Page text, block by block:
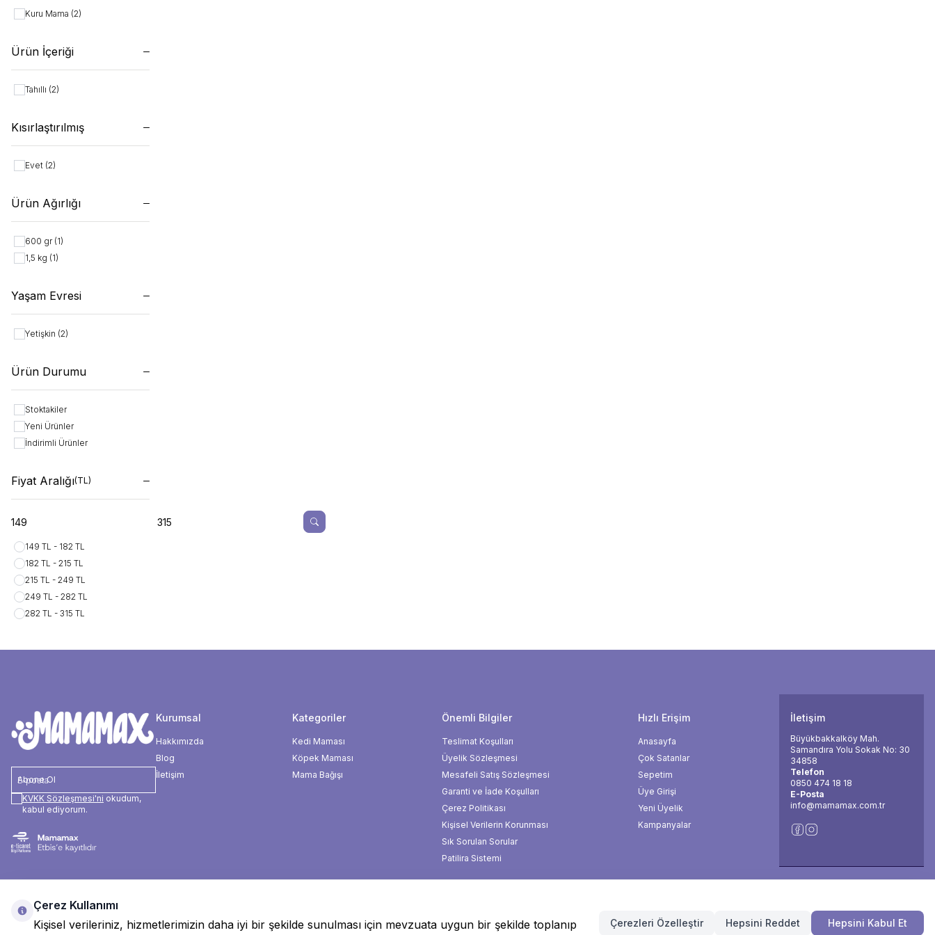
Kuru Mama (2)
Ürün İçeriği
Tahıllı (2)
Kısırlaştırılmış
Evet (2)
Ürün Ağırlığı
600 gr (1)
1,5 kg (1)
Yaşam Evresi
Yetişkin (2)
Ürün Durumu
Stoktakiler
Yeni Ürünler
İndirimli Ürünler
Fiyat Aralığı(TL)
149 TL - 182 TL
182 TL - 215 TL
215 TL - 249 TL
249 TL - 282 TL
282 TL - 315 TL
Abone Ol
KVKK Sözleşmesi'ni okudum,
kabul ediyorum.
Kurumsal
Hakkımızda
Blog
İletişim
Kategoriler
Kedi Maması
Köpek Maması
Mama Bağışı
Önemli Bilgiler
Teslimat Koşulları
Üyelik Sözleşmesi
Mesafeli Satış Sözleşmesi
Garanti ve İade Koşulları
Çerez Politikası
Kişisel Verilerin Korunması
Sık Sorulan Sorular
Patilira Sistemi
Hızlı Erişim
Anasayfa
Çok Satanlar
Sepetim
Üye Girişi
Yeni Üyelik
Kampanyalar
İletişim
Büyükbakkalköy Mah.
Samandıra Yolu Sokak No: 30
34858
Telefon
0850 474 18 18
E-Posta
info@mamamax.com.tr
Facebook
İnsta
Copryright © Tüm Hakları Saklıdır. 2026 Mamamax.com.tr
Çerez Kullanımı
Kişisel verileriniz, hizmetlerimizin daha iyi bir şekilde sunulması için mevzuata uygun bir şekilde toplanıp
Çerezleri Özelleştir Hepsini Reddet Hepsini Kabul Et